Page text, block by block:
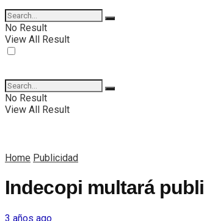
No Result
View All Result
No Result
View All Result
Home Publicidad
Indecopi multará
3 años ago